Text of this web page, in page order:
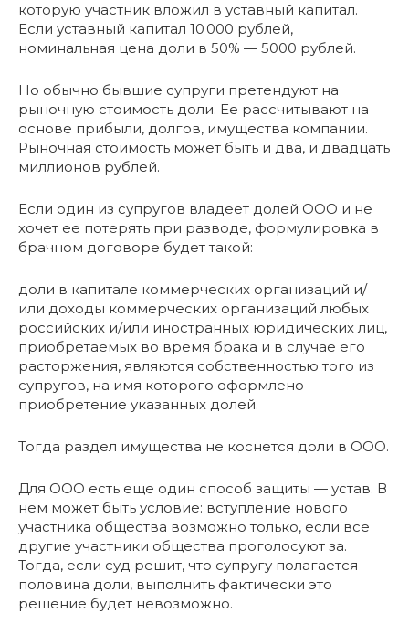
которую участник вложил в уставный капитал.
Если уставный капитал 10 000 рублей,
номинальная цена доли в 50% — 5000 рублей.
Но обычно бывшие супруги претендуют на
рыночную стоимость доли. Ее рассчитывают на
основе прибыли, долгов, имущества компании.
Рыночная стоимость может быть и два, и двадцать
миллионов рублей.
Если один из супругов владеет долей ООО и не
хочет ее потерять при разводе, формулировка в
брачном договоре будет такой:
доли в капитале коммерческих организаций и/
или доходы коммерческих организаций любых
российских и/или иностранных юридических лиц,
приобретаемых во время брака и в случае его
расторжения, являются собственностью того из
супругов, на имя которого оформлено
приобретение указанных долей.
Тогда раздел имущества не коснется доли в ООО.
Для ООО есть еще один способ защиты — устав. В
нем может быть условие: вступление нового
участника общества возможно только, если все
другие участники общества проголосуют за.
Тогда, если суд решит, что супругу полагается
половина доли, выполнить фактически это
решение будет невозможно.